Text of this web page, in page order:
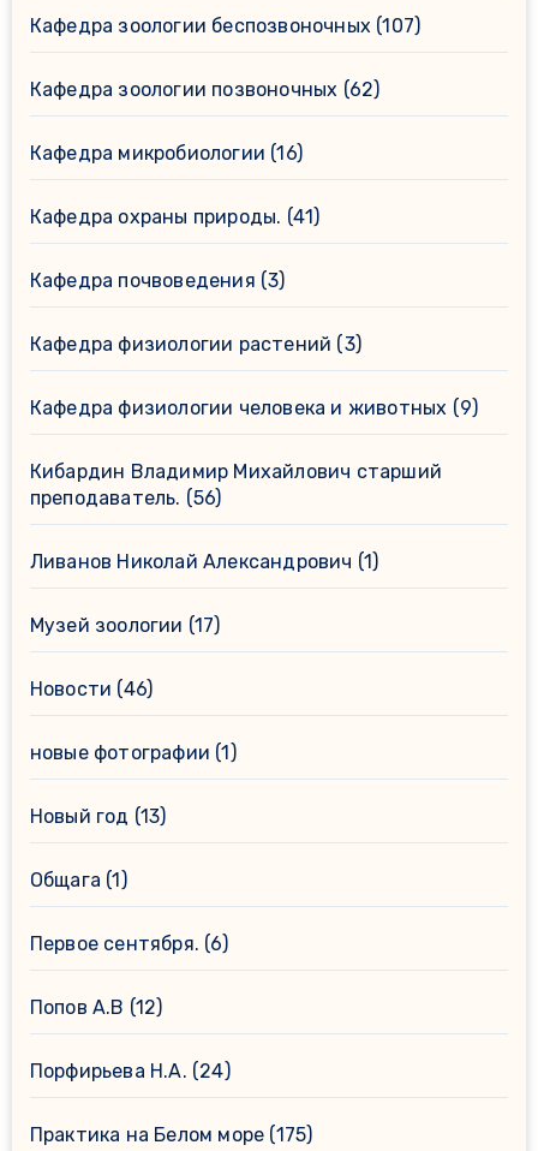
Кафедра зоологии беспозвоночных (107)
Кафедра зоологии позвоночных (62)
Кафедра микробиологии (16)
Кафедра охраны природы. (41)
Кафедра почвоведения (3)
Кафедра физиологии растений (3)
Кафедра физиологии человека и животных (9)
Кибардин Владимир Михайлович старший
преподаватель. (56)
Ливанов Николай Александрович (1)
Музей зоологии (17)
Новости (46)
новые фотографии (1)
Новый год (13)
Общага (1)
Первое сентября. (6)
Попов А.В (12)
Порфирьева Н.А. (24)
Практика на Белом море (175)